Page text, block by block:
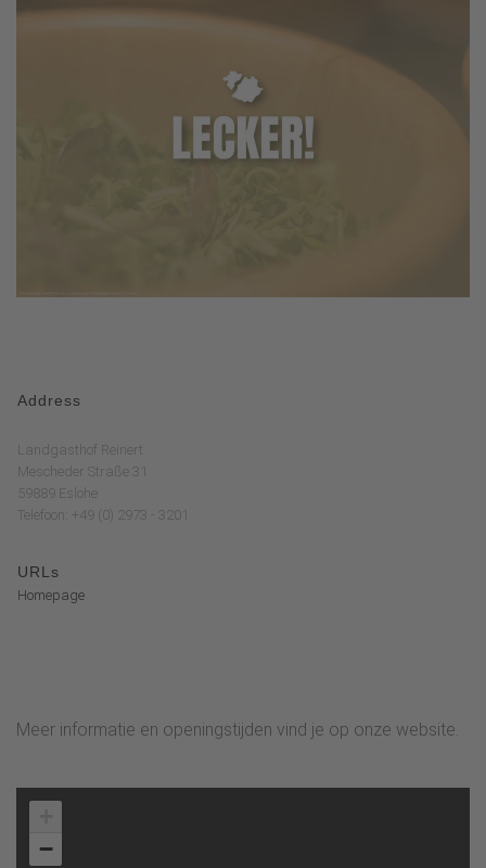
Address
Landgasthof Reinert
Mescheder Straße 31
59889 Eslohe
Telefoon: +49 (0) 2973 - 3201
URLs
Homepage
Meer informatie en openingstijden vind je op onze website.
−